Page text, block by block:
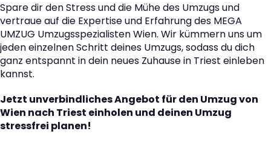
Spare dir den Stress und die Mühe des Umzugs und
vertraue auf die Expertise und Erfahrung des MEGA
UMZUG Umzugsspezialisten Wien. Wir kümmern uns um
jeden einzelnen Schritt deines Umzugs, sodass du dich
ganz entspannt in dein neues Zuhause in Triest einleben
kannst.
Jetzt unverbindliches Angebot für den Umzug von
Wien nach Triest einholen und deinen Umzug
stressfrei planen!